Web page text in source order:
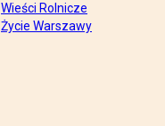
Wieści Rolnicze
Życie Warszawy